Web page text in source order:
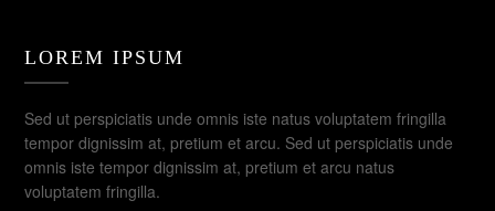
LOREM IPSUM
Sed ut perspiciatis unde omnis iste natus voluptatem fringilla
tempor dignissim at, pretium et arcu. Sed ut perspiciatis unde
omnis iste tempor dignissim at, pretium et arcu natus
voluptatem fringilla.